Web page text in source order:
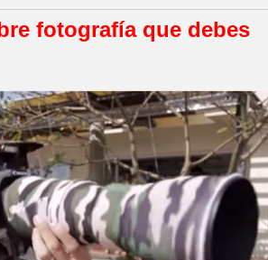
fotografía que debes